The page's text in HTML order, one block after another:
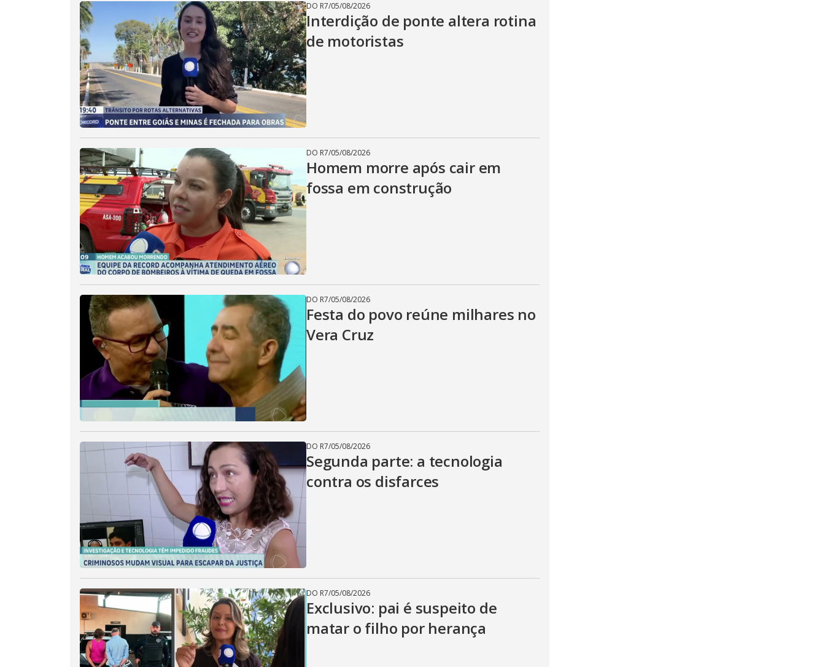
DO R7/05/08/2026
Interdição de ponte altera rotina
de motoristas
DO R7/05/08/2026
Homem morre após cair em
fossa em construção
DO R7/05/08/2026
Festa do povo reúne milhares no
Vera Cruz
DO R7/05/08/2026
Segunda parte: a tecnologia
contra os disfarces
DO R7/05/08/2026
Exclusivo: pai é suspeito de
matar o filho por herança